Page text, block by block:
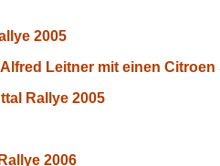
2005
Leitner mit einen Citroen
Rallye 2005
2006